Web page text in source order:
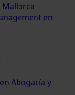
Mallorca
en
Abogacía y